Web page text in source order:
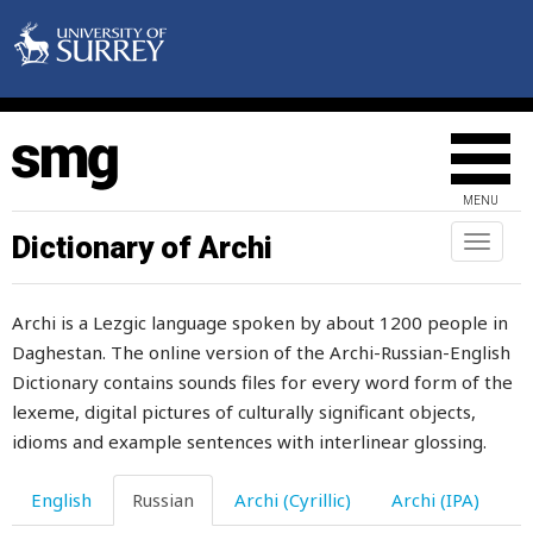
MENU
Toggle
Dictionary of Archi
Archi is a Lezgic language spoken by about 1200 people in
Daghestan. The online version of the Archi-Russian-English
Dictionary contains sounds files for every word form of the
lexeme, digital pictures of culturally significant objects,
idioms and example sentences with interlinear glossing.
English Russian Archi (Cyrillic) Archi (IPA)
ломаться
лопаточка
лопаться
лопнуть
лопух
лоскут
лохмотья